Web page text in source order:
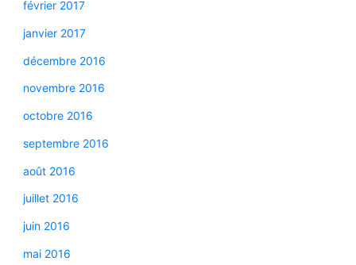
février 2017
janvier 2017
décembre 2016
novembre 2016
octobre 2016
septembre 2016
août 2016
juillet 2016
juin 2016
mai 2016